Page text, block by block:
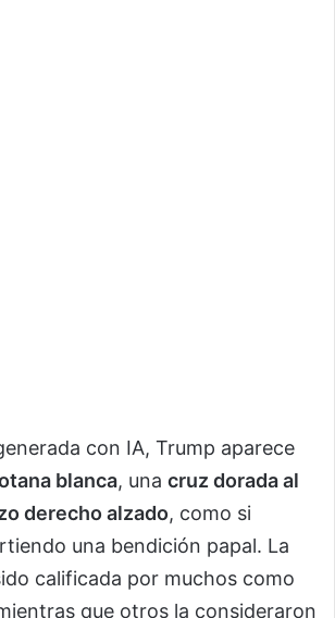
con IA, Trump aparece
blanca, una cruz dorada al
derecho alzado, como si
una bendición papal. La
calificada por muchos como
que otros la consideraron